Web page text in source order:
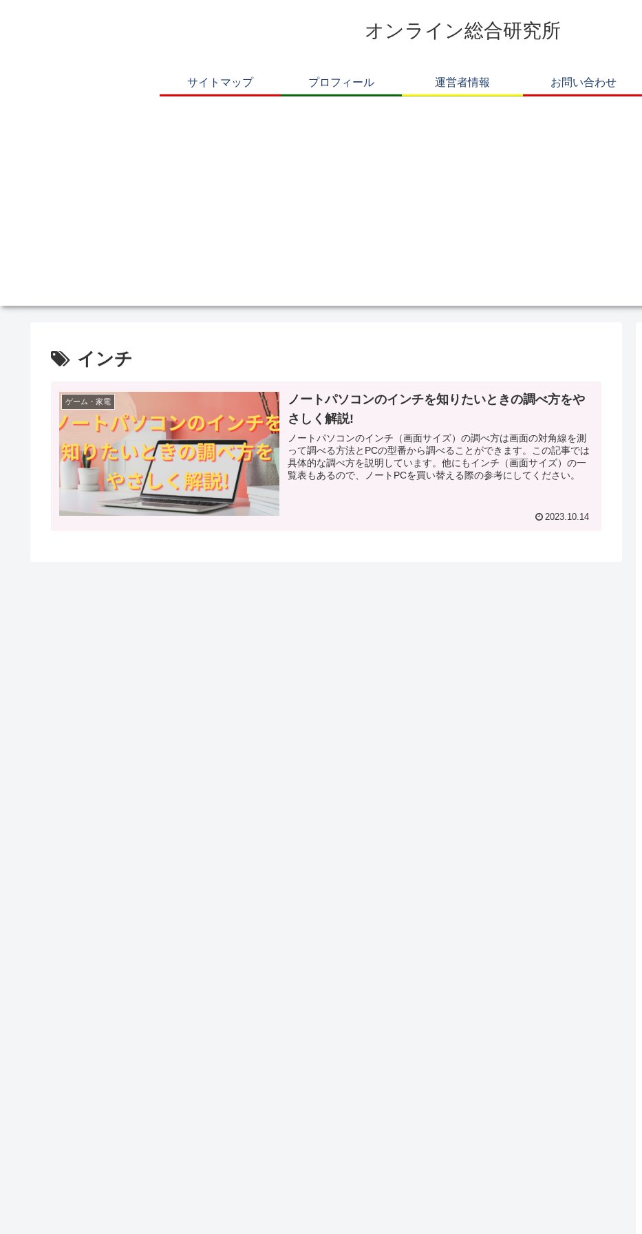
オンライン総合研究所
サイトマップ プロフィール 運営者情報 お問い合わせ
インチ
ゲーム・家電
ノートパソコンのインチを知りたいときの調べ方をや
さしく解説!
ノートパソコンのインチ（画面サイズ）の調べ方は画面の対角線を測
って調べる方法とPCの型番から調べることができます。この記事では
具体的な調べ方を説明しています。他にもインチ（画面サイズ）の一
覧表もあるので、ノートPCを買い替える際の参考にしてください。
2023.10.14